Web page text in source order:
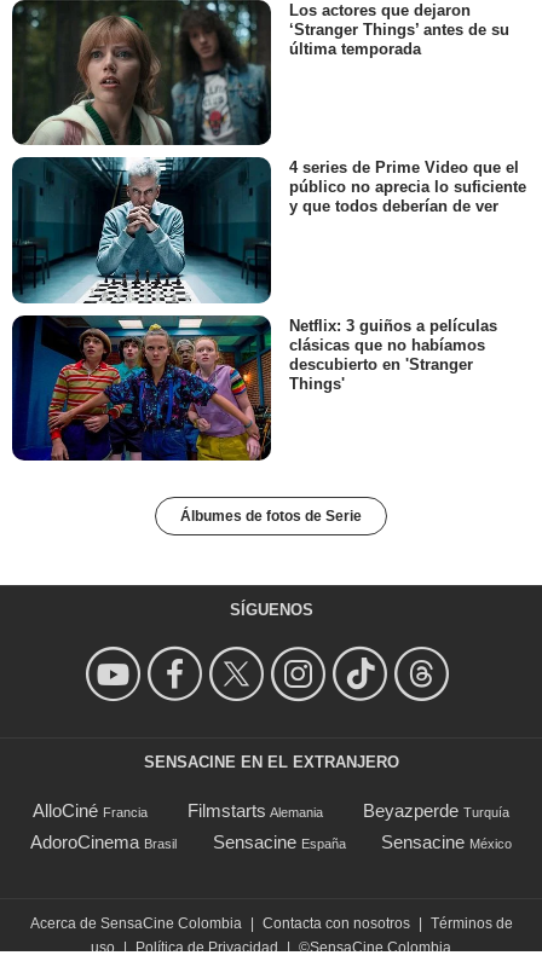
Los actores que dejaron
‘Stranger Things’ antes de su
última temporada
4 series de Prime Video que el
público no aprecia lo suficiente
y que todos deberían de ver
Netflix: 3 guiños a películas
clásicas que no habíamos
descubierto en 'Stranger
Things'
Álbumes de fotos de Serie
SÍGUENOS
SENSACINE EN EL EXTRANJERO
AlloCiné Francia Filmstarts Alemania Beyazperde Turquía
AdoroCinema Brasil Sensacine España Sensacine México
Acerca de SensaCine Colombia Contacta con nosotros
Términos de
uso | Política de Privacidad | ©SensaCine Colombia